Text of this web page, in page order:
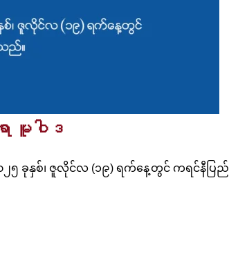
ာ မူဝါဒ
၂၅ ခုနှစ်၊ ဇူလိုင်လ (၁၉) ရက်နေ့တွင် ကရင်နီပြည်